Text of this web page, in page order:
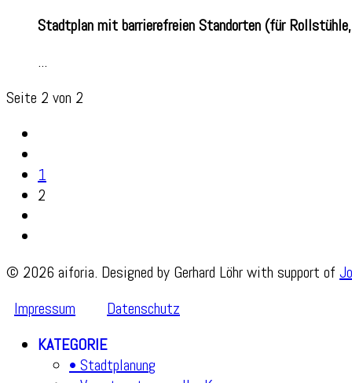
Stadtplan mit barrierefreien Standorten (für
...
Seite 2 von 2
1
2
© 2026 aiforia. Designed by Gerhard Löhr with support of
Impressum
Datenschutz
KATEGORIE
• Stadtplanung